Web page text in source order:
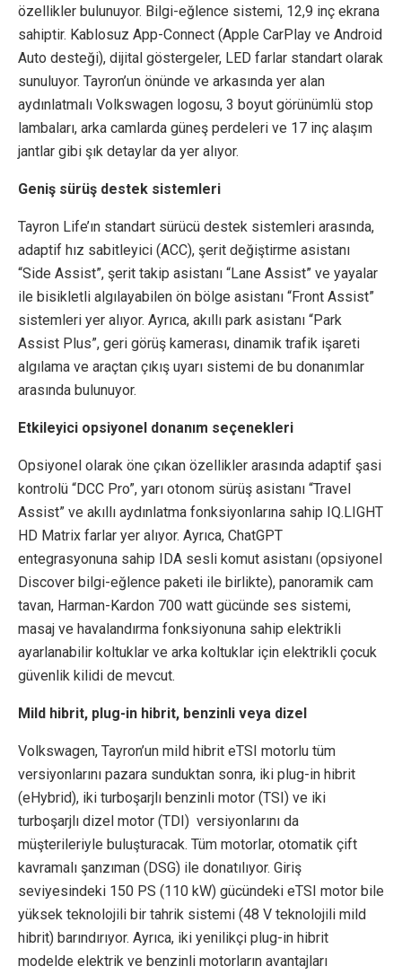
özellikler bulunuyor. Bilgi-eğlence sistemi, 12,9 inç ekrana
sahiptir. Kablosuz App-Connect (Apple CarPlay ve Android
Auto desteği), dijital göstergeler, LED farlar standart olarak
sunuluyor. Tayron’un önünde ve arkasında yer alan
aydınlatmalı Volkswagen logosu, 3 boyut görünümlü stop
lambaları, arka camlarda güneş perdeleri ve 17 inç alaşım
jantlar gibi şık detaylar da yer alıyor.
Geniş sürüş destek sistemleri
Tayron Life’ın standart sürücü destek sistemleri arasında,
adaptif hız sabitleyici (ACC), şerit değiştirme asistanı
“Side Assist”, şerit takip asistanı “Lane Assist” ve yayalar
ile bisikletli algılayabilen ön bölge asistanı “Front Assist”
sistemleri yer alıyor. Ayrıca, akıllı park asistanı “Park
Assist Plus”, geri görüş kamerası, dinamik trafik işareti
algılama ve araçtan çıkış uyarı sistemi de bu donanımlar
arasında bulunuyor.
Etkileyici opsiyonel donanım seçenekleri
Opsiyonel olarak öne çıkan özellikler arasında adaptif şasi
kontrolü “DCC Pro”, yarı otonom sürüş asistanı “Travel
Assist” ve akıllı aydınlatma fonksiyonlarına sahip IQ.LIGHT
HD Matrix farlar yer alıyor. Ayrıca, ChatGPT
entegrasyonuna sahip IDA sesli komut asistanı (opsiyonel
Discover bilgi-eğlence paketi ile birlikte), panoramik cam
tavan, Harman-Kardon 700 watt gücünde ses sistemi,
masaj ve havalandırma fonksiyonuna sahip elektrikli
ayarlanabilir koltuklar ve arka koltuklar için elektrikli çocuk
güvenlik kilidi de mevcut.
Mild hibrit, plug-in hibrit, benzinli veya dizel
Volkswagen, Tayron’un mild hibrit eTSI motorlu tüm
versiyonlarını pazara sunduktan sonra, iki plug-in hibrit
(eHybrid), iki turboşarjlı benzinli motor (TSI) ve iki
turboşarjlı dizel motor (TDI) versiyonlarını da
müşterileriyle buluşturacak. Tüm motorlar, otomatik çift
kavramalı şanzıman (DSG) ile donatılıyor. Giriş
seviyesindeki 150 PS (110 kW) gücündeki eTSI motor bile
yüksek teknolojili bir tahrik sistemi (48 V teknolojili mild
hibrit) barındırıyor. Ayrıca, iki yenilikçi plug-in hibrit
modelde elektrik ve benzinli motorların avantajları